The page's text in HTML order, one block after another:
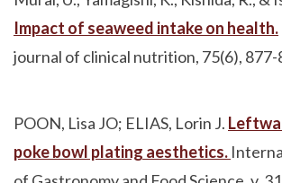
Impact of seaweed intake on health.
journal of clinical nutrition, 75(6), 877-
POON, Lisa JO; ELIAS, Lorin J.
poke bowl plating aesthetics.